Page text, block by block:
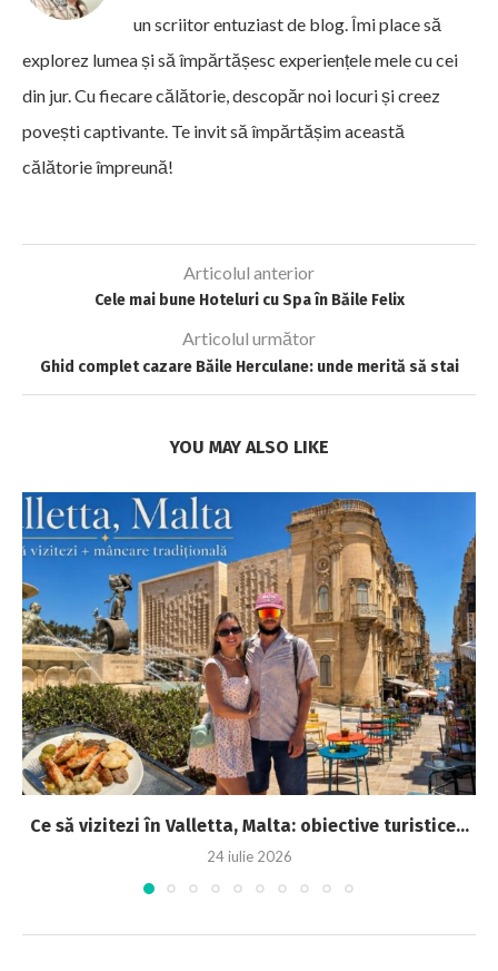
un scriitor entuziast de blog. Îmi place să
explorez lumea și să împărtășesc experiențele mele cu cei
din jur. Cu fiecare călătorie, descopăr noi locuri și creez
povești captivante. Te invit să împărtășim această
călătorie împreună!
Articolul anterior
Cele mai bune Hoteluri cu Spa în Băile Felix
Articolul următor
Ghid complet cazare Băile Herculane: unde merită să stai
YOU MAY ALSO LIKE
Ce să vizitezi în Valletta, Malta: obiective turistice...
24 iulie 2026